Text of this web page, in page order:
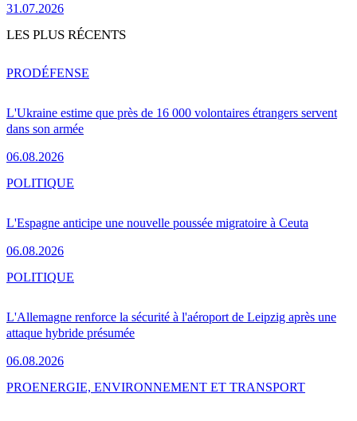
31.07.2026
LES PLUS RÉCENTS
L'Ukraine estime que près de 16 000 volontaires étrangers servent
dans son armée
06.08.2026
PRODÉFENSE
L'Espagne anticipe une nouvelle poussée migratoire à Ceuta
06.08.2026
POLITIQUE
L'Allemagne renforce la sécurité à l'aéroport de Leipzig après une
attaque hybride présumée
06.08.2026
POLITIQUE
PROENERGIE, ENVIRONNEMENT ET TRANSPORT